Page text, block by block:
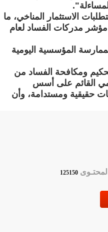
الاستثمار المناخي، ما
مؤشر مدركات الفساد لعام
المؤسسية اليومية
ومكافحة الفساد من
القائم على أسس
حقيقية ومستدامة، وأن
125150